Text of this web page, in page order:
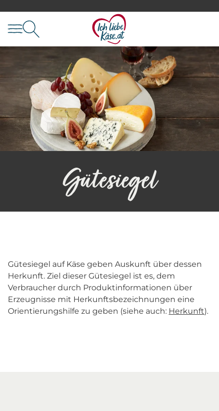
Gütesiegel
Gütesiegel auf Käse geben Auskunft über dessen
Herkunft. Ziel dieser Gütesiegel ist es, dem
Verbraucher durch Produktinformationen über
Erzeugnisse mit Herkunftsbezeichnungen eine
Orientierungshilfe zu geben (siehe auch: Herkunft).